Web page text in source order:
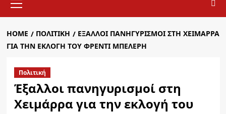
Menu
HOME ΠΟΛΙΤΙΚΉ
ΈΞΑΛΛΟΙ ΠΑΝΗΓΥΡΙΣΜΟΊ ΣΤΗ ΧΕΙΜΆΡΡΑ
ΓΙΑ ΤΗΝ ΕΚΛΟΓΉ ΤΟΥ ΦΡΈΝΤΙ ΜΠΕΛΈΡΗ
Πολιτική
Έξαλλοι πανηγυρισμοί στη
Χειμάρρα για την εκλογή του